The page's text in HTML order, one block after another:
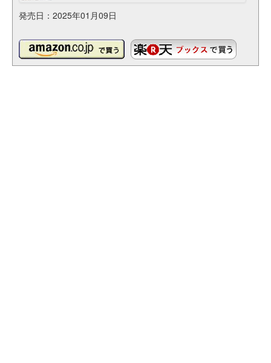
発売日：2025年01月09日